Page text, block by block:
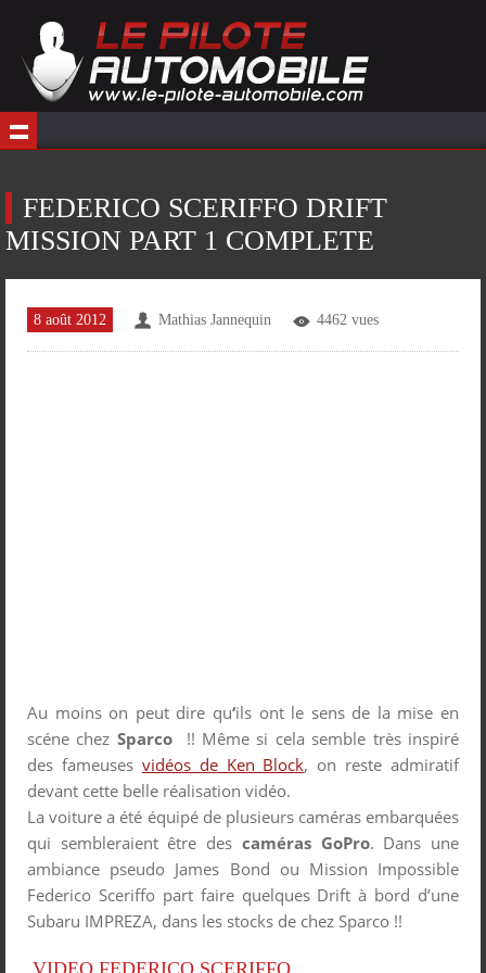
FEDERICO SCERIFFO DRIFT
MISSION PART 1 COMPLETE
8 août 2012 Mathias Jannequin 4462 vues
Au moins on peut dire qu‘ils ont le sens de la mise en
scéne chez Sparco
!! Même si cela semble très inspiré
des fameuses vidéos de Ken Block, on reste admiratif
devant cette belle réalisation vidéo.
La voiture a été équipé de plusieurs caméras embarquées
qui sembleraient être des caméras GoPro. Dans une
ambiance pseudo James Bond ou Mission Impossible
Federico Sceriffo part faire quelques Drift à bord d’une
Subaru IMPREZA, dans les stocks de chez Sparco !!
VIDEO FEDERICO SCERIFFO